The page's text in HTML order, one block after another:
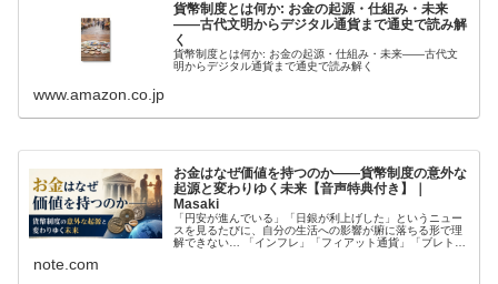
貨幣制度とは何か: お金の起源・仕組み・未来
——古代文明からデジタル通貨まで通史で読み解
く
貨幣制度とは何か: お金の起源・仕組み・未来——古代文
明からデジタル通貨まで通史で読み解く
www.amazon.co.jp
お金はなぜ価値を持つのか——貨幣制度の意外な
起源と変わりゆく未来【音声特典付き】｜
Masaki
「円安が進んでいる」「日銀が利上げした」というニュー
スを見るたびに、自分の生活への影響が腑に落ちる形で理
解できない… 「インフレ」「フィアット通貨」「ブレトン
note.com